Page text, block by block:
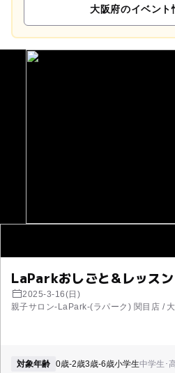
大阪府のイベント
LaParkおしごと&レッス
2025-3-16(日)
親子サロン-LaPark-(ラパーク) 関目店 /
対象年齢 0歳-2歳3歳-6歳小学生中学生･